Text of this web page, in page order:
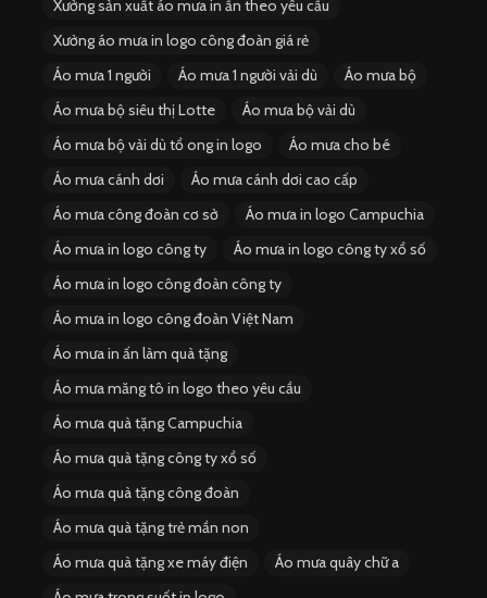
Xưởng sản xuất áo mưa in ấn theo yêu cầu
Xưởng áo mưa in logo công đoàn giá rẻ
Áo mưa 1 người
Áo mưa 1 người vải dù
Áo mưa bộ
Áo mưa bộ siêu thị Lotte
Áo mưa bộ vải dù
Áo mưa bộ vải dù tổ ong in logo
Áo mưa cho bé
Áo mưa cánh dơi
Áo mưa cánh dơi cao cấp
Áo mưa công đoàn cơ sở
Áo mưa in logo Campuchia
Áo mưa in logo công ty
Áo mưa in logo công ty xổ số
Áo mưa in logo công đoàn công ty
Áo mưa in logo công đoàn Việt Nam
Áo mưa in ấn làm quà tặng
Áo mưa măng tô in logo theo yêu cầu
Áo mưa quà tặng Campuchia
Áo mưa quà tặng công ty xổ số
Áo mưa quà tặng công đoàn
Áo mưa quà tặng trẻ mần non
Áo mưa quà tặng xe máy điện
Áo mưa quây chữ a